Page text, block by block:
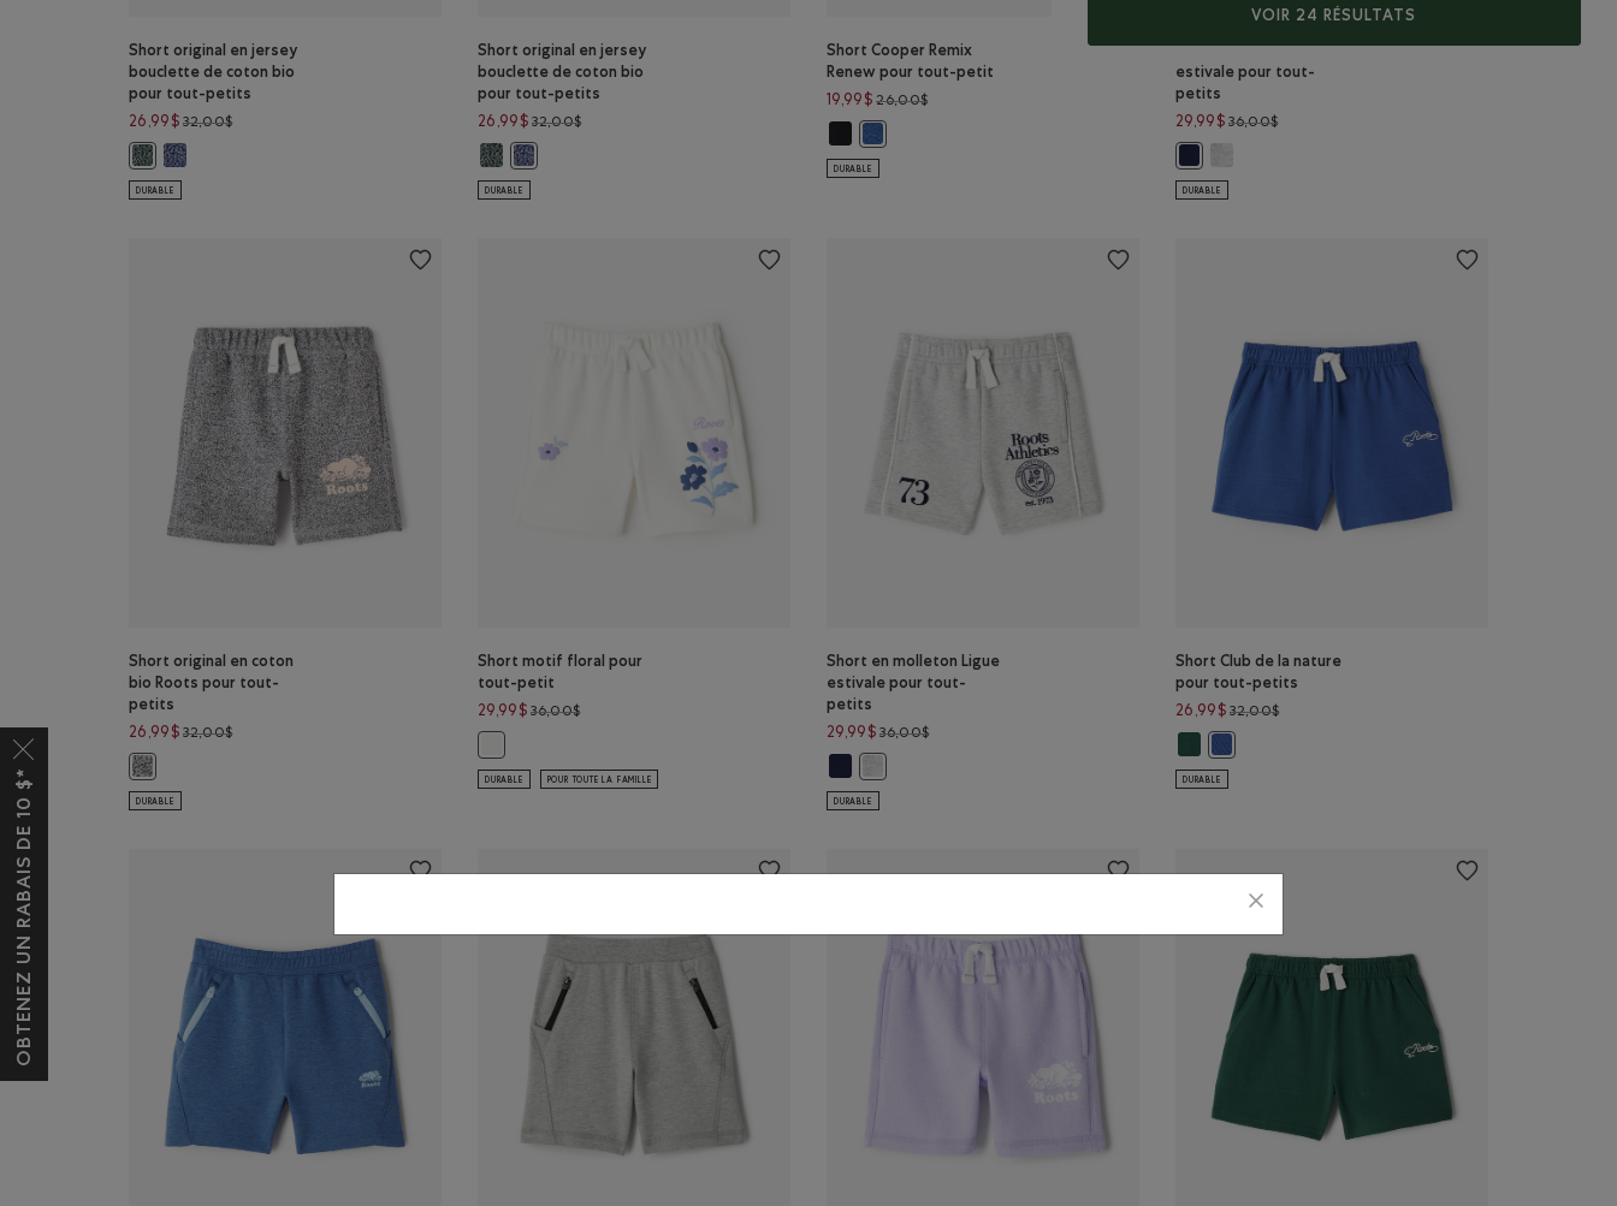
VOIR 24 RÉSULTATS
Short original en jersey
bouclette de coton bio
pour tout-petits
26,99$ 32,00$Prix réduit de 32,00$ à 26,99$
Short original en jersey bouclette de coton bio pour tout-petits: PVR VARSITY VERT Couleur
Short original en jersey bouclette de coton bio pour tout-petits: BLEU PHARE POIVRÉ Couleur
DURABLE
Short original en jersey
bouclette de coton bio
pour tout-petits
26,99$ 32,00$Prix réduit de 32,00$ à 26,99$
Short original en jersey bouclette de coton bio pour tout-petits: PVR VARSITY VERT Couleur
Short original en jersey bouclette de coton bio pour tout-petits: BLEU PHARE POIVRÉ Couleur
DURABLE
Short Cooper Remix
Renew pour tout-petit
19,99$ 26,00$Prix réduit de 26,00$ à 19,99$
Short Cooper Remix Renew pour tout-petit: NOIR Couleur
Short Cooper Remix Renew pour tout-petit: MÉLANGE BLEU MOUSSON Couleur
DURABLE
Short en molleton Ligue
estivale pour tout-
petits
29,99$ 36,00$Prix réduit de 36,00$ à 29,99$
DURABLE
Short original en coton
bio Roots pour tout-
petits
26,99$ 32,00$Prix réduit de 32,00$ à 26,99$
Short original en coton bio Roots pour tout-petits : SEL ET POIVRE Couleur
DURABLE
Short motif floral pour
tout-petit
29,99$ 36,00$Prix réduit de 36,00$ à 29,99$
Short motif floral pour tout-petit: AIGRETTE Couleur
DURABLE POUR TOUTE LA FAMILLE
Short en molleton Ligue
estivale pour tout-
petits
29,99$ 36,00$Prix réduit de 36,00$ à 29,99$
Short en molleton Ligue estivale pour tout-petits: ENCRE INDIGO Couleur
DURABLE
Short Club de la nature
pour tout-petits
26,99$ 32,00$Prix réduit de 32,00$ à 26,99$
DURABLE
OBTENEZ UN RABAIS DE 10 $*